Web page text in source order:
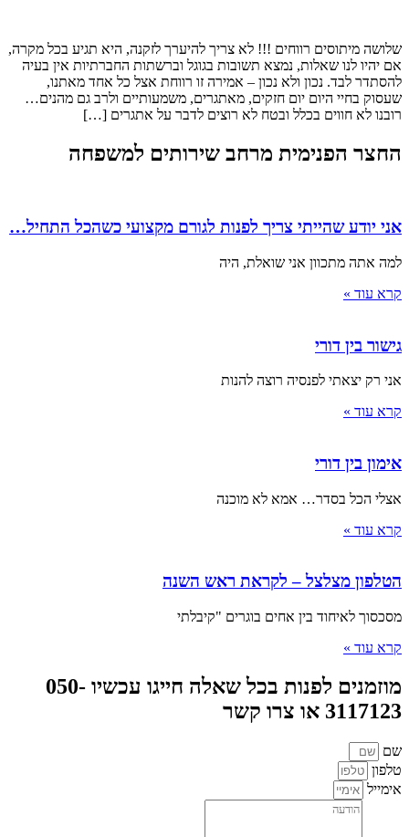
שלושה מיתוסים רווחים !!! לא צריך להיערך לזקנה, היא תגיע בכל מקרה,
אם יהיו לנו שאלות, נמצא תשובות בגוגל וברשתות החברתיות אין בעיה
להסתדר לבד. נכון ולא נכון – אמירה זו רווחת אצל כל אחד מאתנו,
שעסוק בחיי היום יום חזקים, מאתגרים, משמעותיים ולרב גם מהנים…
רובנו לא חווים בכלל ובטח לא רוצים לדבר על אתגרים […]
החצר הפנימית מרחב שירותים למשפחה
אני יודע שהייתי צריך לפנות לגורם מקצועי כשהכל התחיל…
למה אתה מתכוון אני שואלת, היה
קרא עוד »
גישור בין דורי
אני רק יצאתי לפנסיה רוצה להנות
קרא עוד »
אימון בין דורי
אצלי הכל בסדר… אמא לא מוכנה
קרא עוד »
הטלפון מצלצל – לקראת ראש השנה
מסכסוך לאיחוד בין אחים בוגרים "קיבלתי
קרא עוד »
מוזמנים לפנות בכל שאלה חייגו עכשיו 050-
3117123 או צרו קשר
שם
טלפון
אימייל